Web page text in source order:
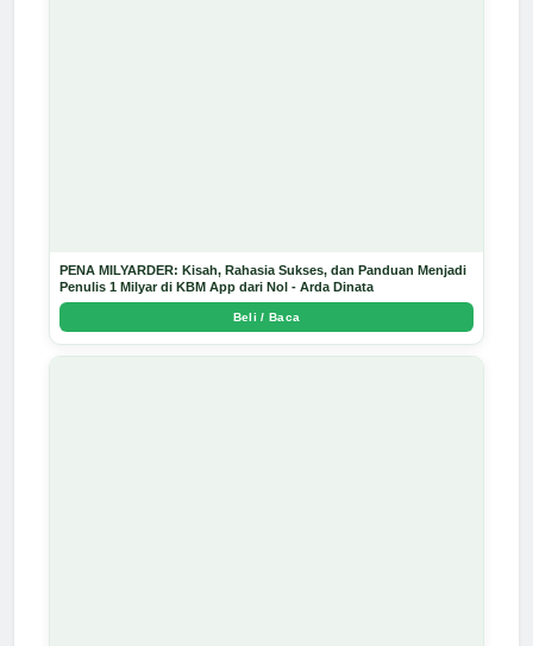
PENA MILYARDER: Kisah, Rahasia Sukses, dan Panduan Menjadi
Penulis 1 Milyar di KBM App dari Nol - Arda Dinata
Beli / Baca